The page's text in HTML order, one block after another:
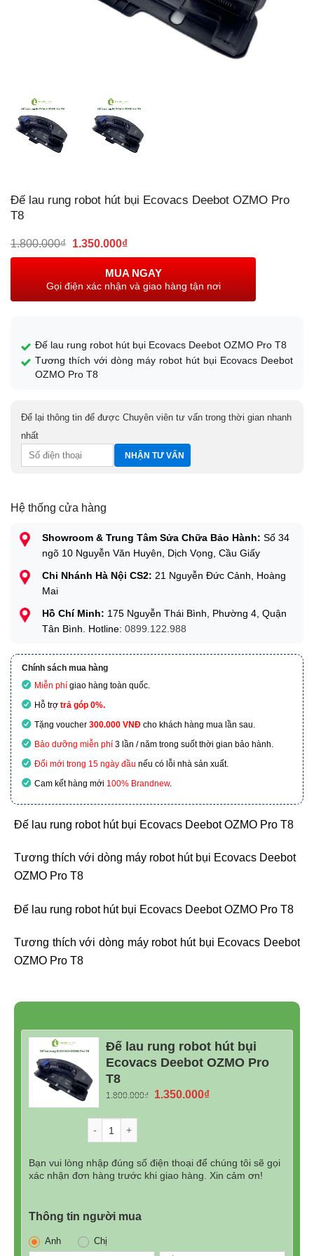
Đế lau rung robot hút bụi Ecovacs Deebot OZMO Pro
T8
1.800.000₫ Giá
1.800.000₫.
1.350.000₫Giá
là:
1.350.000₫.
MUA NGAY
Gọi điện xác nhận và giao hàng tận nơi
Đế lau rung robot hút bụi Ecovacs Deebot OZMO Pro T8
Tương thích với dòng máy robot hút bụi Ecovacs Deebot
OZMO Pro T8
Để lại thông tin để được Chuyên viên tư vấn trong thời gian nhanh
nhất
Hệ thống cửa hàng
Showroom & Trung Tâm Sửa Chữa Bảo Hành: Số 34
ngõ 10 Nguyễn Văn Huyên, Dịch Vọng, Cầu Giấy
Chi Nhánh Hà Nội CS2: 21 Nguyễn Đức Cảnh, Hoàng
Mai
Hồ Chí Minh: 175 Nguyễn Thái Bình, Phường 4, Quận
Tân Bình. Hotline: 0899.122.988
Chính sách mua hàng
Miễn phí giao hàng toàn quốc.
Hỗ trợ trả góp 0%.
Tặng voucher 300.000 VNĐ cho khách hàng mua lần sau.
Bảo dưỡng miễn phí 3 lần / năm trong suốt thời gian bảo hành.
Đổi mới trong 15 ngày đầu nếu có lỗi nhà sản xuất.
Cam kết hàng mới 100% Brandnew.
Đế lau rung robot hút bụi Ecovacs Deebot OZMO Pro T8
Tương thích với dòng máy robot hút bụi Ecovacs Deebot
OZMO Pro T8
Đế lau rung robot hút bụi Ecovacs Deebot OZMO Pro T8
Tương thích với dòng máy robot hút bụi Ecovacs Deebot
OZMO Pro T8
Đế lau rung robot hút bụi
Ecovacs Deebot OZMO Pro
T8
1.800.000₫
Giá
1.350.000₫Giá
Bạn vui lòng nhập đúng số điện thoại để chúng tôi sẽ gọi
xác nhận đơn hàng trước khi giao hàng. Xin cảm ơn!
Thông tin người mua
Anh Chị